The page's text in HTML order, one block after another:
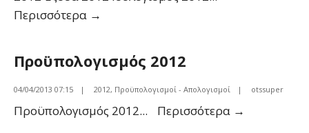
Περισσότερα →
Προϋπολογισμός 2012
04/04/2013 07:15 | 2012, Προϋπολογισμοί - Απολογισμοί | otssuper
Προϋπολογισμός 2012... Περισσότερα →